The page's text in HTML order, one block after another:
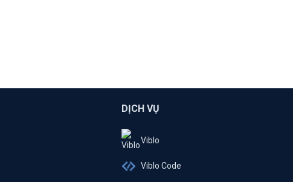
DỊCH VỤ
Viblo
Viblo Code